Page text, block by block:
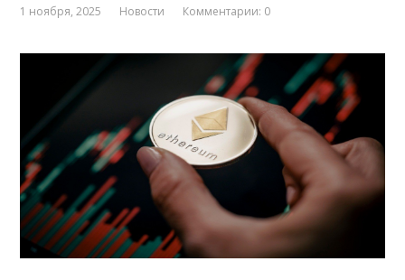
1 ноября, 2025 Новости Комментарии: 0